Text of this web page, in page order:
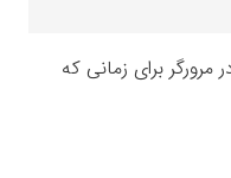
برای زمانی که